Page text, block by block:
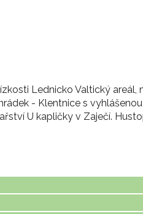
Lednicko Valtický areál,
- Klentnice s vyhlášenou
U kapličky v Zaječí.